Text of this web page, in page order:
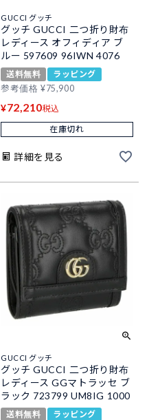
GUCCI グッチ
グッチ GUCCI 二つ折り財布
レディース オフィディア ブ
ルー 597609 96IWN 4076
送料無料
ラッピング
参考価格 ¥75,900
¥72,210税込
在庫切れ
詳細を見る
GUCCI グッチ
グッチ GUCCI 二つ折り財布
レディース GGマトラッセ ブ
ラック 723799 UM8IG 1000
送料無料 ラッピング